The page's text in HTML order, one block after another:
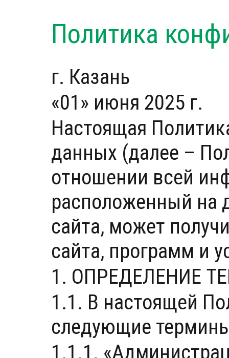
Политика
г. Казань
«01» июня 2025 г.
Настоящая
данных (далее –
отношении всей
расположенный
сайта, может
сайта, программ и
1. ОПРЕДЕЛЕНИЕ
1.1. В настоящей
следующие
1.1.1.